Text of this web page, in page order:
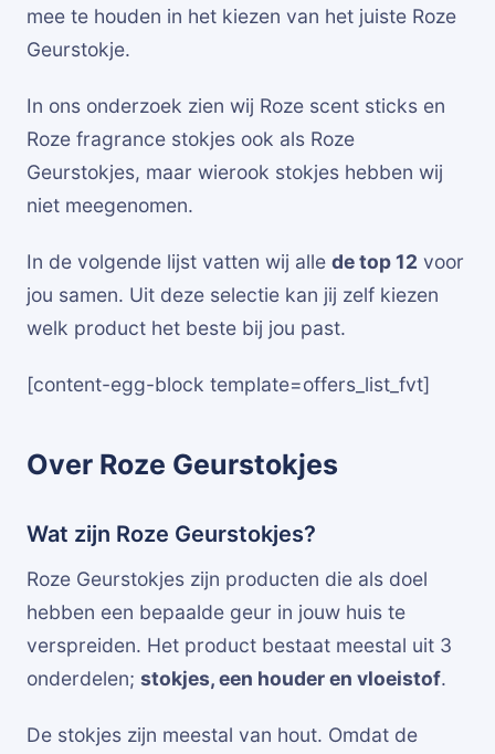
mee te houden in het kiezen van het juiste Roze
Geurstokje.
In ons onderzoek zien wij Roze scent sticks en
Roze fragrance stokjes ook als Roze
Geurstokjes, maar wierook stokjes hebben wij
niet meegenomen.
In de volgende lijst vatten wij alle de top 12 voor
jou samen. Uit deze selectie kan jij zelf kiezen
welk product het beste bij jou past.
[content-egg-block template=offers_list_fvt]
Over Roze Geurstokjes
Wat zijn Roze Geurstokjes?
Roze Geurstokjes zijn producten die als doel
hebben een bepaalde geur in jouw huis te
verspreiden. Het product bestaat meestal uit 3
onderdelen; stokjes, een houder en vloeistof.
De stokjes zijn meestal van hout. Omdat de